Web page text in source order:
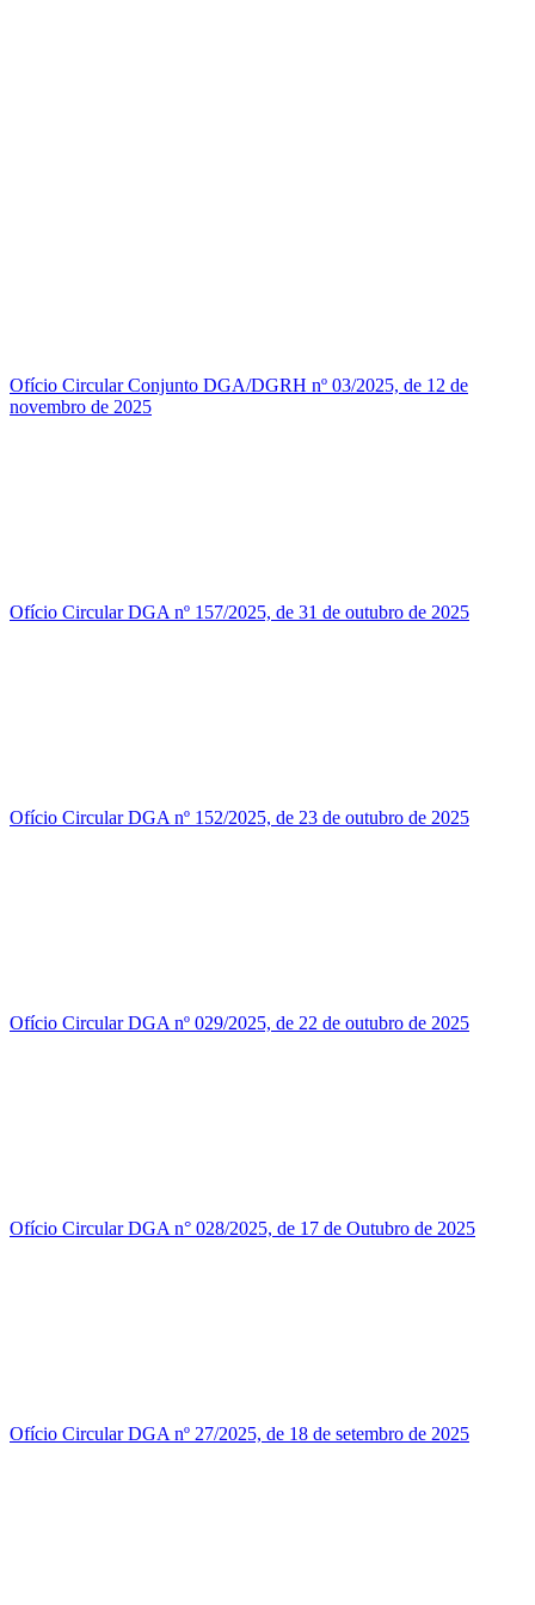
Ofício Circular Conjunto DGA/DGRH nº 03/2025, de 12 de
novembro de 2025
Ofício Circular DGA nº 157/2025, de 31 de outubro de 2025
Ofício Circular DGA nº 152/2025, de 23 de outubro de 2025
Ofício Circular DGA nº 029/2025, de 22 de outubro de 2025
Ofício Circular DGA n° 028/2025, de 17 de Outubro de 2025
Ofício Circular DGA nº 27/2025, de 18 de setembro de 2025